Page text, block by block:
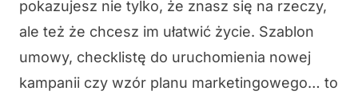
pokazujesz nie tylko, że znasz się na rzeczy,
ale też że chcesz im ułatwić życie. Szablon
umowy, checklistę do uruchomienia nowej
kampanii czy wzór planu marketingowego… to